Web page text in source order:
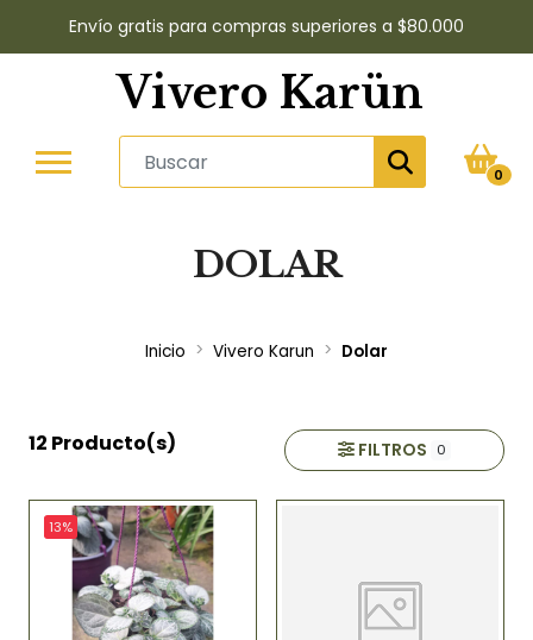
Envío gratis para compras superiores a $80.000
Vivero Karün
0
DOLAR
Inicio Vivero Karun Dolar
12 Producto(s) FILTROS 0
13%